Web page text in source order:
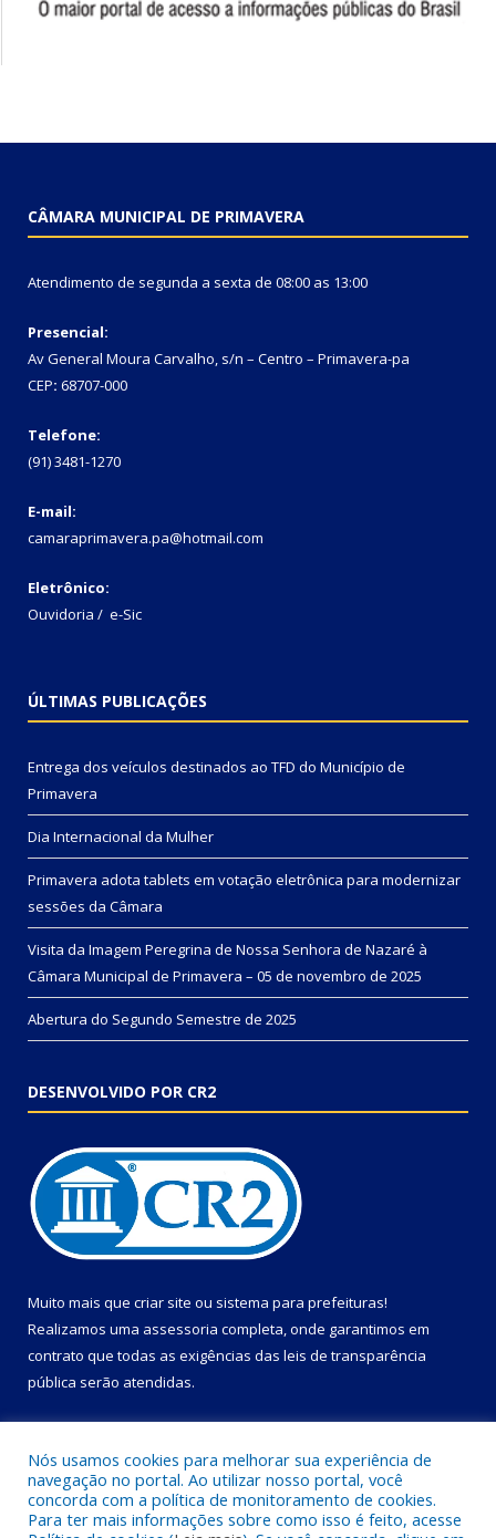
CÂMARA MUNICIPAL DE PRIMAVERA
Atendimento de segunda a sexta de 08:00 as 13:00
Presencial:
Av General Moura Carvalho, s/n – Centro – Primavera-pa
CEP: 68707-000
Telefone:
(91) 3481-1270
E-mail:
camaraprimavera.pa@hotmail.com
Eletrônico:
Ouvidoria / e-Sic
ÚLTIMAS PUBLICAÇÕES
Entrega dos veículos destinados ao TFD do Município de
Primavera
Dia Internacional da Mulher
Primavera adota tablets em votação eletrônica para modernizar
sessões da Câmara
Visita da Imagem Peregrina de Nossa Senhora de Nazaré à
Câmara Municipal de Primavera – 05 de novembro de 2025
Abertura do Segundo Semestre de 2025
DESENVOLVIDO POR CR2
Muito mais que criar site ou sistema para prefeituras!
Realizamos uma assessoria completa, onde garantimos em
contrato que todas as exigências das leis de transparência
pública serão atendidas.
Nós usamos cookies para melhorar sua experiência de
navegação no portal. Ao utilizar nosso portal, você
concorda com a política de monitoramento de cookies.
Para ter mais informações sobre como isso é feito, acesse